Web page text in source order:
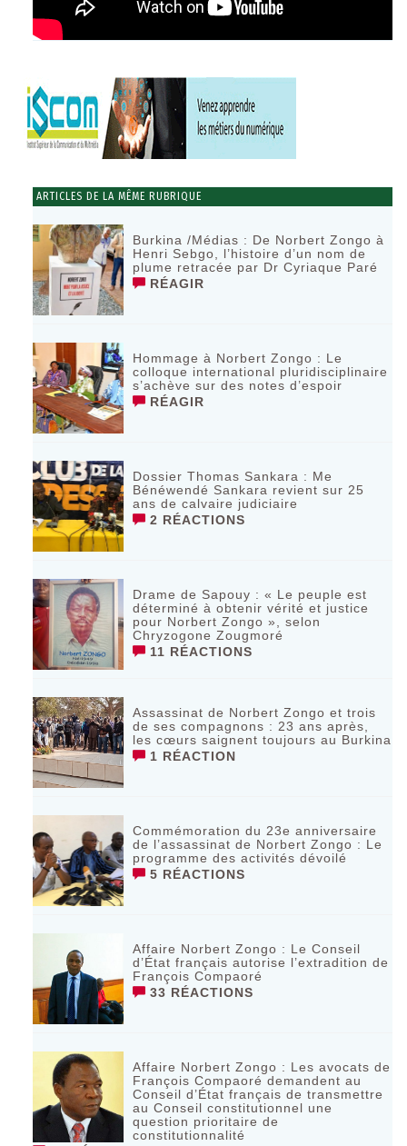
ARTICLES DE LA MÊME RUBRIQUE
Burkina /Médias : De Norbert Zongo à
Henri Sebgo, l’histoire d’un nom de
plume retracée par Dr Cyriaque Paré
RÉAGIR
Hommage à Norbert Zongo : Le
colloque international pluridisciplinaire
s’achève sur des notes d’espoir
RÉAGIR
Dossier Thomas Sankara : Me
Bénéwendé Sankara revient sur 25
ans de calvaire judiciaire
2 RÉACTIONS
Drame de Sapouy : « Le peuple est
déterminé à obtenir vérité et justice
pour Norbert Zongo », selon
Chryzogone Zougmoré
11 RÉACTIONS
Assassinat de Norbert Zongo et trois
de ses compagnons : 23 ans après,
les cœurs saignent toujours au Burkina
1 RÉACTION
Commémoration du 23e anniversaire
de l’assassinat de Norbert Zongo : Le
programme des activités dévoilé
5 RÉACTIONS
Affaire Norbert Zongo : Le Conseil
d’État français autorise l’extradition de
François Compaoré
33 RÉACTIONS
Affaire Norbert Zongo : Les avocats de
François Compaoré demandent au
Conseil d’État français de transmettre
au Conseil constitutionnel une
question prioritaire de
constitutionnalité